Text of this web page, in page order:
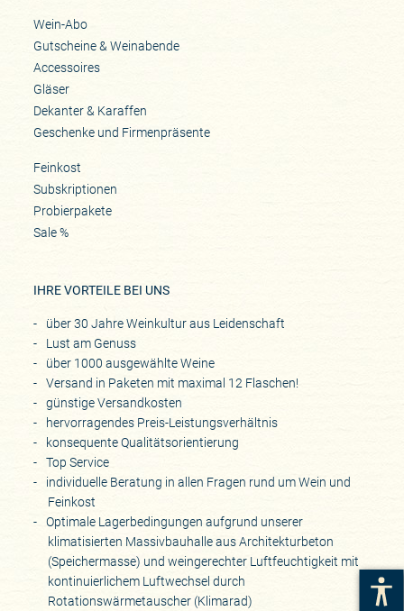
Wein-Abo
Gutscheine & Weinabende
Accessoires
Gläser
Dekanter & Karaffen
Geschenke und Firmenpräsente
Feinkost
Subskriptionen
Probierpakete
Sale %
IHRE VORTEILE BEI UNS
über 30 Jahre Weinkultur aus Leidenschaft
Lust am Genuss
über 1000 ausgewählte Weine
Versand in Paketen mit maximal 12 Flaschen!
günstige Versandkosten
hervorragendes Preis-Leistungsverhältnis
konsequente Qualitätsorientierung
Top Service
individuelle Beratung in allen Fragen rund um Wein und
Feinkost
Optimale Lagerbedingungen aufgrund unserer
klimatisierten Massivbauhalle aus Architekturbeton
(Speichermasse) und weingerechter Luftfeuchtigkeit mit
kontinuierlichem Luftwechsel durch
Rotationswärmetauscher (Klimarad)